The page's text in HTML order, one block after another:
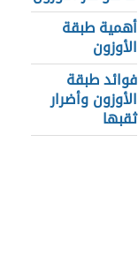
أهمية طبقة
الأوزون
فوائد طبقة
الأوزون وأضرار
ثقبها